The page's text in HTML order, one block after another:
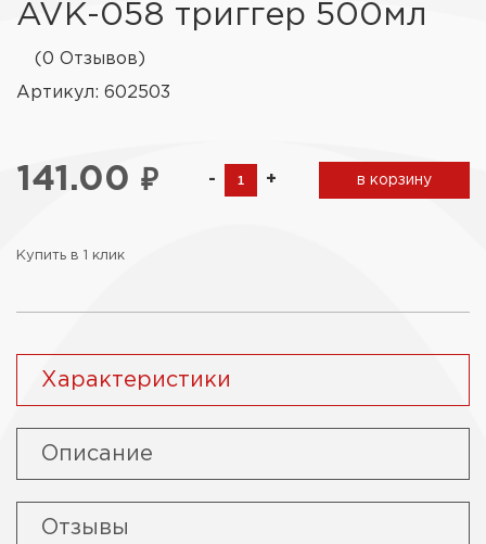
AVK-058 триггер 500мл
(0 Отзывов)
Артикул: 602503
141.00 ₽ - + в корзину
Купить в 1 клик
Характеристики
Описание
Отзывы